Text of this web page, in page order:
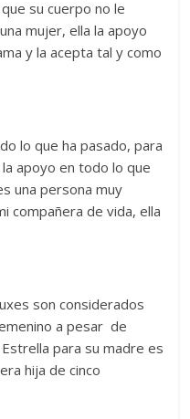
su cuerpo no le
mujer, ella la apoyo
y la acepta tal y como
lo que ha pasado, para
apoyo en todo lo que
una persona muy
compañera de vida, ella
son considerados
a pesar de
para su madre es
hija de cinco